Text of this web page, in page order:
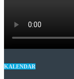
KALENDAR